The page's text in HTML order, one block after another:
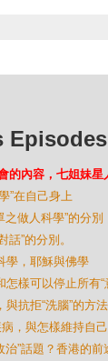
的內容，七姐妹星
”在自己身上
之做人科學”的分別
話”的分別。
學，耶穌與佛學
樣可以停止所有“
抗拒“洗腦”的方法
，與怎樣維持自己
治”話題？香港的前